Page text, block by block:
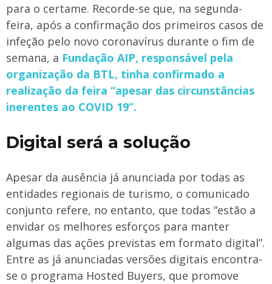
para o certame. Recorde-se que, na segunda-
feira, após a confirmação dos primeiros casos de
infeção pelo novo coronavírus durante o fim de
semana, a Fundação AIP, responsável pela
organização da BTL, tinha confirmado a
realização da feira “apesar das circunstâncias
inerentes ao COVID 19”.
Digital será a solução
Apesar da ausência já anunciada por todas as
entidades regionais de turismo, o comunicado
conjunto refere, no entanto, que todas “estão a
envidar os melhores esforços para manter
algumas das ações previstas em formato digital”.
Entre as já anunciadas versões digitais encontra-
se o programa Hosted Buyers, que promove